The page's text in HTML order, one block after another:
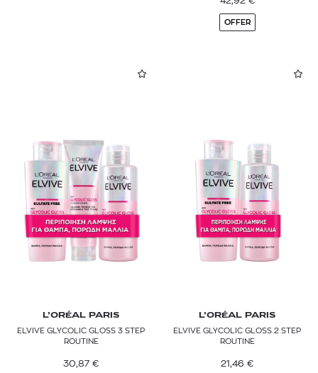
OFFER
L’ORÉAL PARIS
ELVIVE GLYCOLIC GLOSS 3 STEP
ROUTINE
30,87 €
L’ORÉAL PARIS
ELVIVE GLYCOLIC GLOSS 2 STEP
ROUTINE
21,46 €